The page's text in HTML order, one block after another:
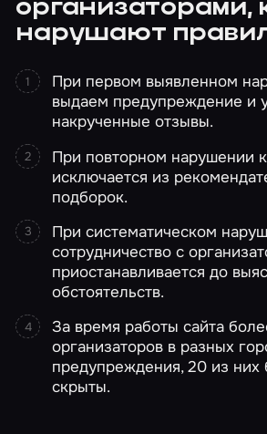
организаторами,
нарушают
При первом выявленном
выдаем предупреждение и
накрученные отзывы.
При повторном нарушении
исключается из
подборок.
При систематическом
сотрудничество с
приостанавливается до
обстоятельств.
За время работы сайта
организаторов в разных
предупреждения, 20 из
скрыты.